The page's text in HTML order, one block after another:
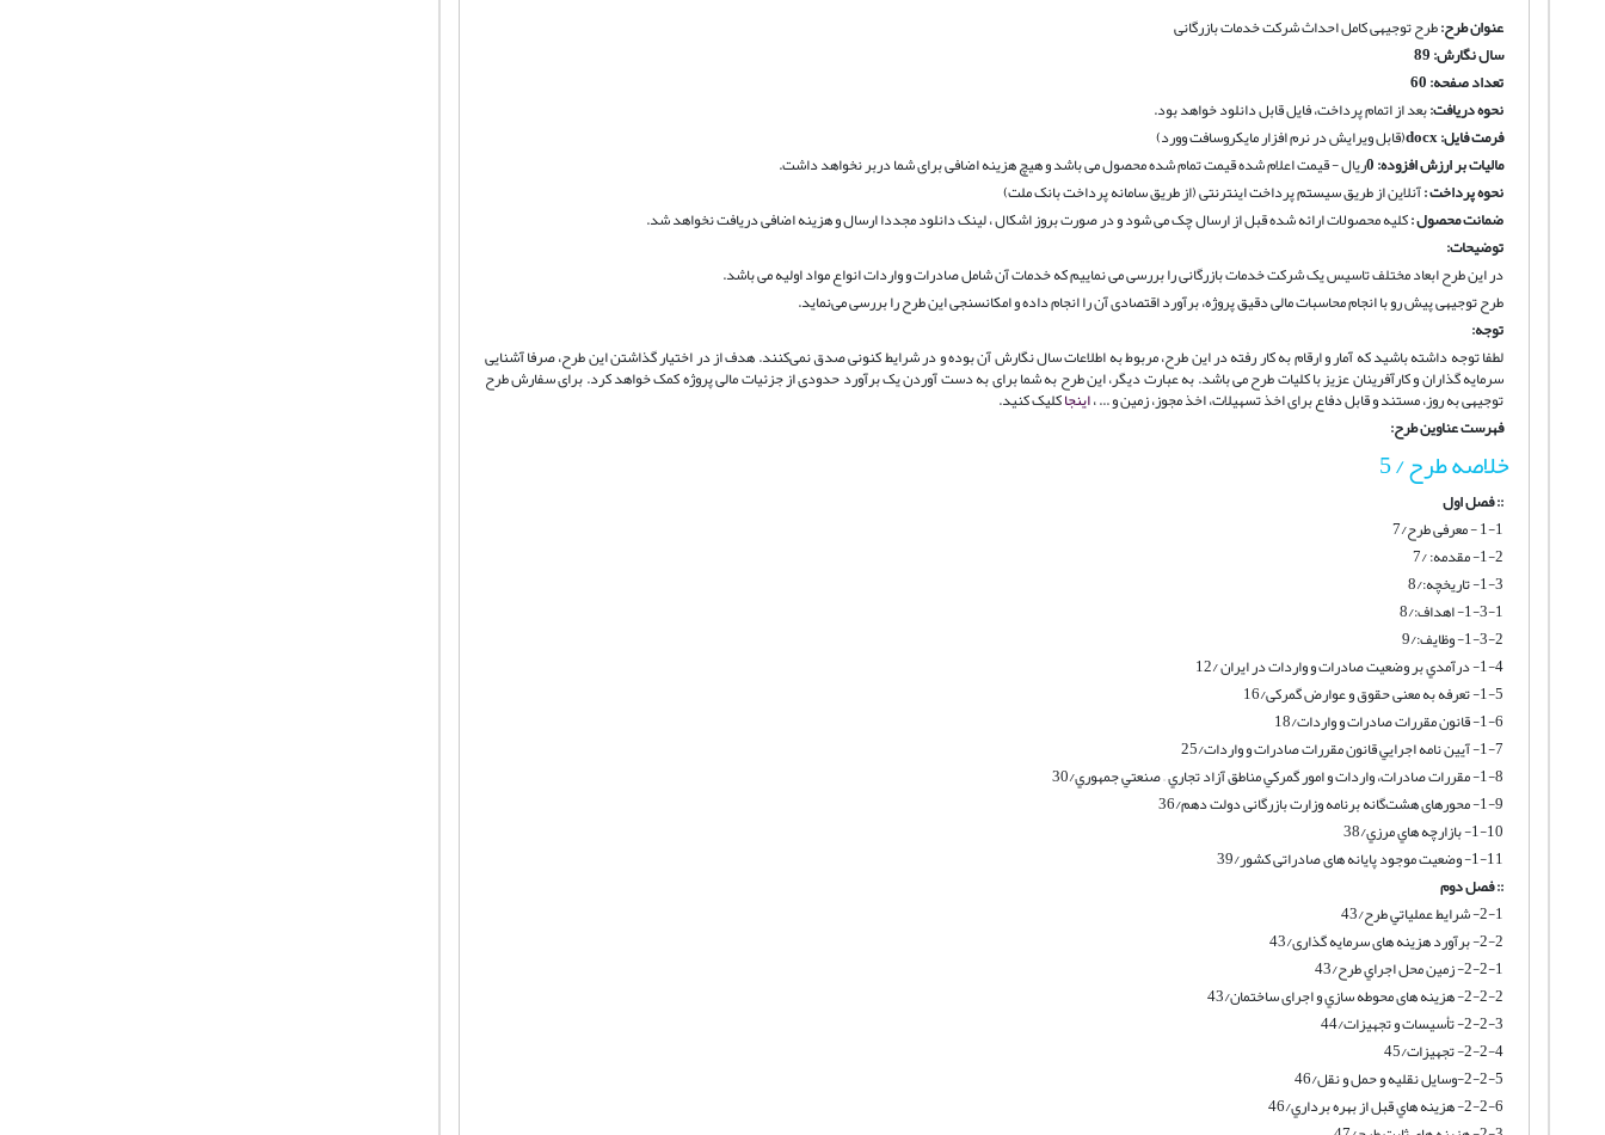
عنوان طرح:طرح توجیهی کامل احداث شرکت خدمات بازرگانی
سال نگارش: 89
تعداد صفحه: 60
نحوه دریافت:بعد از اتمام پرداخت، فایل قابل دانلود خواهد بود.
فرمت فایل:docx(قابل ویرایش در نرم افزار مایکروسافت وورد)
مالیات بر ارزش افزوده:0ریال - قیمت اعلام شده قیمت تمام شده محصول می باشد و هیچ هزینه اضافی برای شما دربر نخواهد داشت.
نحوه پرداخت :آنلاین از طریق سیستم پرداخت اینترنتی (از طریق سامانه پرداخت بانک ملت)
ضمانت محصول :کلیه محصولات ارائه شده قبل از ارسال چک می شود و در صورت بروز اشکال ، لینک دانلود مجددا ارسال و هزینه اضافی دریافت نخواهد شد.
توضیحات:
در این طرح ابعاد مختلف تاسیس یک شرکت خدمات بازرگانی را بررسی می نماییم که خدمات آن شامل صادرات و واردات انواع مواد اولیه می باشد.
طرح توجیهی پیش رو با انجام محاسبات مالی دقیق پروژه، برآورد اقتصادی آن را انجام داده و امکانسنجی این طرح را بررسی می‌نماید.
توجه:
لطفا توجه داشته باشید که آمار و ارقام به کار رفته در این طرح، مربوط به اطلاعات سال نگارش آن بوده و در شرایط کنونی صدق نمی‌کنند. هدف از در اختیار گذاشتن این طرح، صرفا آشنایی
سرمایه گذاران و کارآفرینان عزیز با کلیات طرح می باشد. به عبارت دیگر، این طرح به شما برای به دست آوردن یک برآورد حدودی از جزئیات مالی پروژه کمک خواهد کرد. برای سفارش طرح
توجیهی به روز، مستند و قابل دفاع برای اخذ تسهیلات، اخذ مجوز، زمین و ... ،اینجاکلیک کنید.
فهرست عناوین طرح:
خلاصه طرح / 5
:: فصل اول
1-1 - معرفی طرح/7
1-2- مقدمه: /7
1-3- تاریخچه:/8
1-3-1- اهداف:/8
1-3-2- وظايف:/9
1-4- درآمدي بر وضعيت صادرات و واردات در ايران /12
1-5- تعرفه به معنی حقوق و عوارض گمرکی/16
‌1-6- قانون مقررات صادرات و واردات/18
1-7- آيين نامه اجرايي قانون مقررات صادرات و واردات/25
1-8- مقررات صادرات، واردات و امور گمركي مناطق آزاد تجاري – صنعتي جمهوري/30
1-9- محورهای هشت‌گانه برنامه وزارت بازرگانی دولت دهم/36
1-10- بازارچه هاي مرزي/38
1-11- وضعیت موجود پایانه های صادراتی کشور/39
:: فصل دوم
2-1- شرايط عملياتي طرح/43
2-2- برآورد هزینه های سرمایه گذاری/43
2-2-1- زمين محل اجراي طرح/43
2-2-2- هزینه های محوطه سازي و اجرای ساختمان/43
2-2-3- تأسيسات و تجهيزات/44
2-2-4- تجهیزات/45
2-2-5-وسایل نقلیه و حمل و نقل/46
2-2-6- هزينه هاي قبل از بهره برداري/46